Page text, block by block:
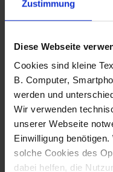
Zustimmung
Diese Webseite
Cookies sind kleine
B. Computer,
werden und
Wir verwenden
unserer Webseite
Einwilligung
solche Cookies des
dabei helfen, die
Fotografo: Lorenz
Sternbach
Download